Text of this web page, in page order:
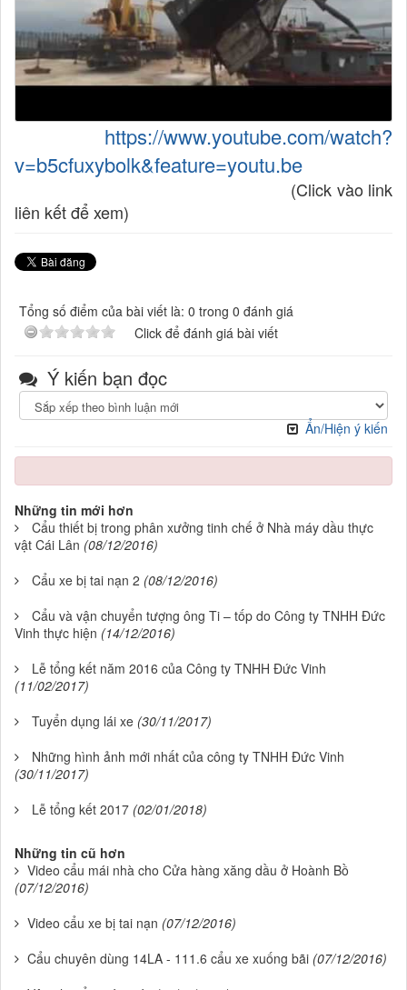
https://www.youtube.com/watch?
v=b5cfuxybolk&feature=youtu.be
(Click vào link
liên kết để xem)
Tổng số điểm của bài viết là: 0 trong 0 đánh giá
Click để đánh giá bài viết
Ý kiến bạn đọc
Ẩn/Hiện ý kiến
Những tin mới hơn
Cẩu thiết bị trong phân xưởng tinh chế ở Nhà máy dầu thực
vật Cái Lân (08/12/2016)
Cẩu xe bị tai nạn 2 (08/12/2016)
Cẩu và vận chuyển tượng ông Ti – tốp do Công ty TNHH Đức
Vinh thực hiện (14/12/2016)
Lễ tổng kết năm 2016 của Công ty TNHH Đức Vinh
(11/02/2017)
Tuyển dụng lái xe (30/11/2017)
Những hình ảnh mới nhất của công ty TNHH Đức Vinh
(30/11/2017)
Lễ tổng kết 2017 (02/01/2018)
Những tin cũ hơn
Video cẩu mái nhà cho Cửa hàng xăng dầu ở Hoành Bồ
(07/12/2016)
Video cẩu xe bị tai nạn (07/12/2016)
Cẩu chuyên dùng 14LA - 111.6 cẩu xe xuống bãi (07/12/2016)